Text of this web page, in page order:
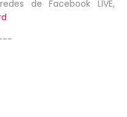
de Facebook LIVE,